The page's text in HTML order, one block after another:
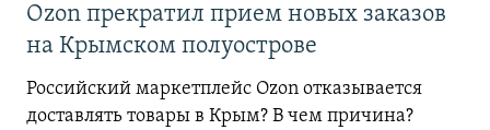
Ozon прекратил прием новых заказов
на Крымском полуострове
Российский маркетплейс Ozon отказывается
доставлять товары в Крым? В чем причина?